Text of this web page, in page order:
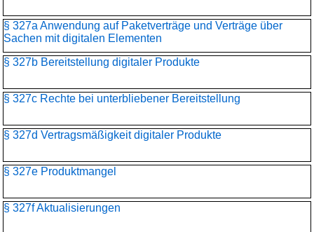
§ 327a Anwendung auf Paketverträge und Verträge über
Sachen mit digitalen Elementen
§ 327b Bereitstellung digitaler Produkte
§ 327c Rechte bei unterbliebener Bereitstellung
§ 327d Vertragsmäßigkeit digitaler Produkte
§ 327e Produktmangel
§ 327f Aktualisierungen